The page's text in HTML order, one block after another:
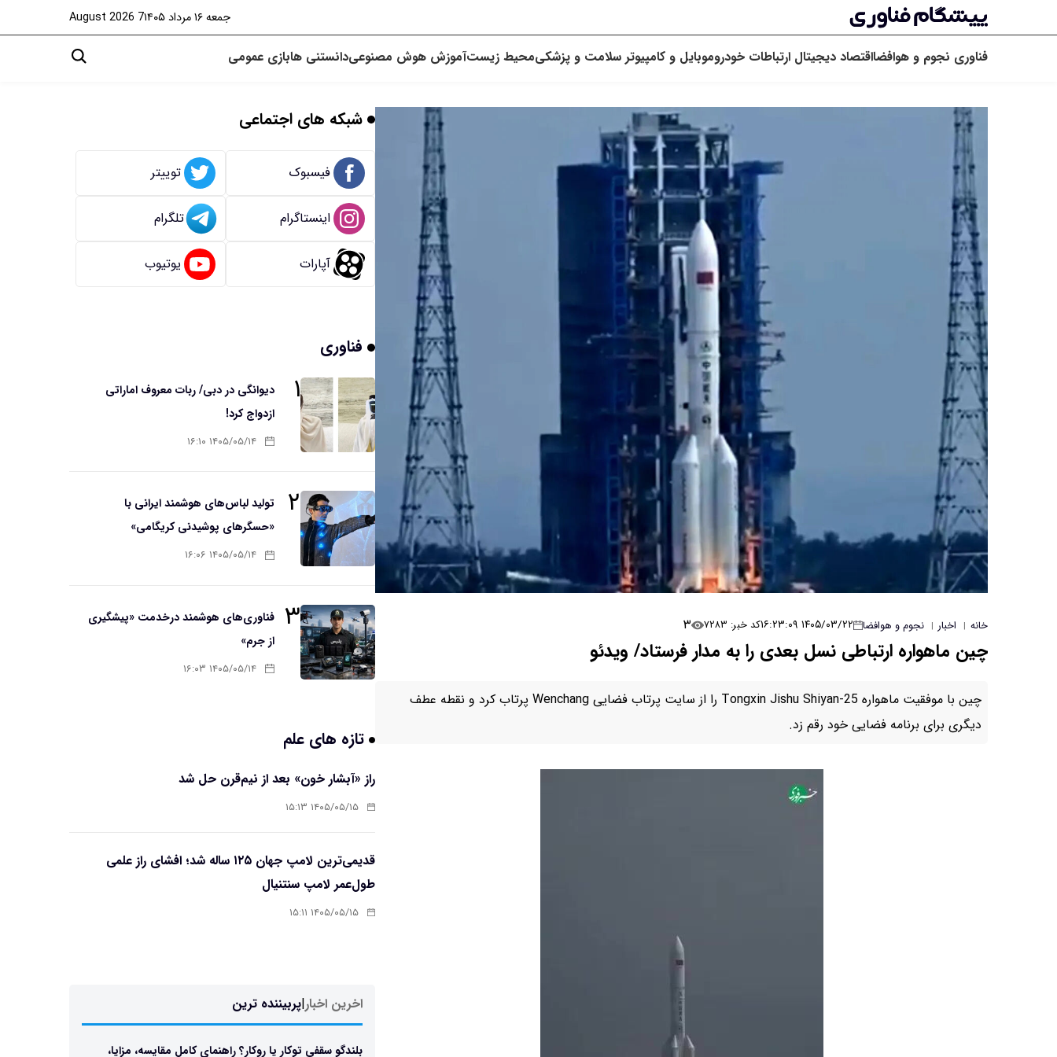
جمعه ۱۶ مرداد ۱۴۰۵ 7 August 2026
فناوری نجوم و هوافضااقتصاد دیجیتال ارتباطات خودروموبایل و کامپیوتر سلامت و پزشکیمحیط زیستآموزش هوش مصنوعیدانستنی هابازی عمومی
خانه | اخبار | نجوم و هوافضا ۱۴۰۵/۰۳/۲۲ ۱۶:۲۳:۰۹ کد خبر: ۷۲۸۳ ۳
چین ماهواره ارتباطی نسل بعدی را به مدار فرستاد/ ویدئو
چین با موفقیت ماهواره Tongxin Jishu Shiyan-25 را از سایت پرتاب فضایی Wenchang پرتاب کرد و نقطه عطف
دیگری برای برنامه فضایی خود رقم زد.
شبکه های اجتماعی
فیسبوک توییتر
اینستاگرام تلگرام
آپارات یوتیوب
فناوری
۱
دیوانگی در دبی/ ربات معروف اماراتی
ازدواج کرد!
۱۴۰۵/۰۵/۱۴ ۱۶:۱۰
۲
تولید لباس‌های هوشمند ایرانی با
«حسگرهای پوشیدنی کریگامی»
۱۴۰۵/۰۵/۱۴ ۱۶:۰۶
۳ فناوری‌های هوشمند درخدمت «پیشگیری
از جرم»
۱۴۰۵/۰۵/۱۴ ۱۶:۰۳
تازه های علم
راز «آبشار خون» بعد از نیم‌قرن حل شد
۱۴۰۵/۰۵/۱۵ ۱۵:۱۳
قدیمی‌ترین لامپ جهان ۱۲۵ ساله شد؛ افشای راز علمی
طول‌عمر لامپ سنتنیال
۱۴۰۵/۰۵/۱۵ ۱۵:۱۱
اخرین اخبار|پربیننده ترین
بلندگو سقفی توکار یا روکار؟ راهنمای کامل مقایسه، مزایا،